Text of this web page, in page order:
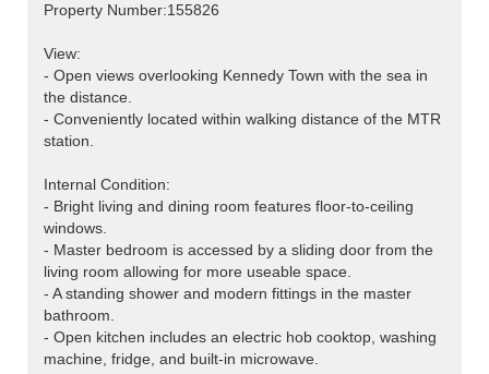
Property Number:155826
View:
- Open views overlooking Kennedy Town with the sea in
the distance.
- Conveniently located within walking distance of the MTR
station.
Internal Condition:
- Bright living and dining room features floor-to-ceiling
windows.
- Master bedroom is accessed by a sliding door from the
living room allowing for more useable space.
- A standing shower and modern fittings in the master
bathroom.
- Open kitchen includes an electric hob cooktop, washing
machine, fridge, and built-in microwave.